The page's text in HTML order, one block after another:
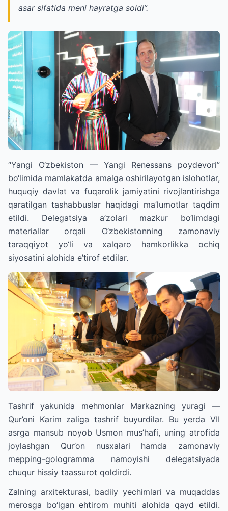
asar sifatida meni hayratga soldi”.
“Yangi O‘zbekiston — Yangi Renessans poydevori”
bo‘limida mamlakatda amalga oshirilayotgan islohotlar,
huquqiy davlat va fuqarolik jamiyatini rivojlantirishga
qaratilgan tashabbuslar haqidagi ma’lumotlar taqdim
etildi. Delegatsiya a’zolari mazkur bo‘limdagi
materiallar orqali O‘zbekistonning zamonaviy
taraqqiyot yo‘li va xalqaro hamkorlikka ochiq
siyosatini alohida e’tirof etdilar.
Tashrif yakunida mehmonlar Markazning yuragi —
Qur’oni Karim zaliga tashrif buyurdilar. Bu yerda VII
asrga mansub noyob Usmon mus’hafi, uning atrofida
joylashgan Qur’on nusxalari hamda zamonaviy
mepping-gologramma namoyishi delegatsiyada
chuqur hissiy taassurot qoldirdi.
Zalning arxitekturasi, badiiy yechimlari va muqaddas
merosga bo‘lgan ehtirom muhiti alohida qayd etildi.